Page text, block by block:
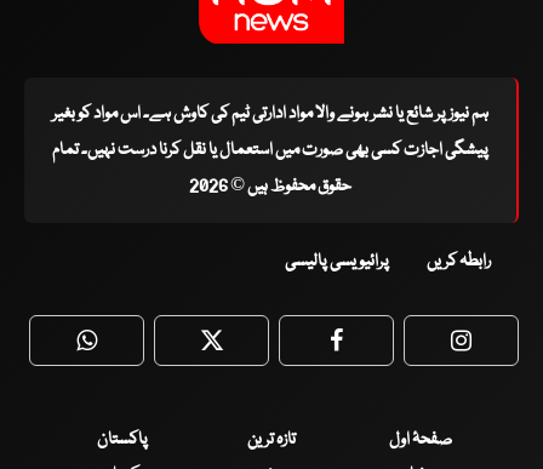
ہم نیوز پر شائع یا نشر ہونے والا مواد ادارتی ٹیم کی کاوش ہے۔ اس مواد کو بغیر
پیشگی اجازت کسی بھی صورت میں استعمال یا نقل کرنا درست نہیں۔ تمام
حقوق محفوظ ہیں © 2026
رابطہ کریں پرائیویسی پالیسی
WhatsApp Twitter Facebook
صفحۂ اول تازہ ترین
پاکستان